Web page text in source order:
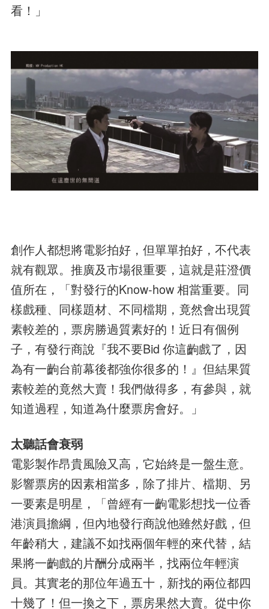
看！」
創作人都想將電影拍好，但單單拍好，不代表
就有觀眾。推廣及市場很重要，這就是莊澄價
值所在，「對發行的Know-how 相當重要。同
樣戲種、同樣題材、不同檔期，竟然會出現質
素較差的，票房勝過質素好的！近日有個例
子，有發行商說『我不要Bid 你這齣戲了，因
為有一齣台前幕後都強你很多的！』但結果質
素較差的竟然大賣！我們做得多，有參與，就
知道過程，知道為什麼票房會好。」
太聽話會衰弱
電影製作昂貴風險又高，它始終是一盤生意。
影響票房的因素相當多，除了排片、檔期、另
一要素是明星，「曾經有一齣電影想找一位香
港演員擔綱，但內地發行商說他雖然好戲，但
年齡稍大，建議不如找兩個年輕的來代替，結
果將一齣戲的片酬分成兩半，找兩位年輕演
員。其實老的那位年過五十，新找的兩位都四
十幾了！但一換之下，票房果然大賣。從中你